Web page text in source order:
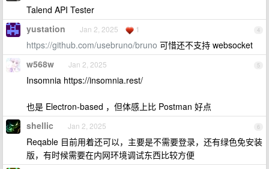
Talend API Tester
4
yustation Jan 2, 2025 1
https://github.com/usebruno/bruno 可惜还不支持 websocket
5
w568w Jan 2, 2025
Insomnia https://insomnia.rest/
也是 Electron-based ，但体感上比 Postman 好点
6
shellic Jan 2, 2025
Reqable 目前用着还可以，主要是不需要登录，还有绿色免安装
版，有时候需要在内网环境调试东西比较方便